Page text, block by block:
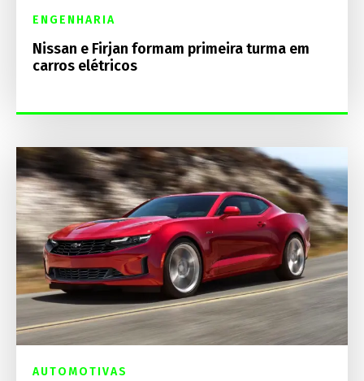
ENGENHARIA
Nissan e Firjan formam primeira turma em
carros elétricos
AUTOMOTIVAS